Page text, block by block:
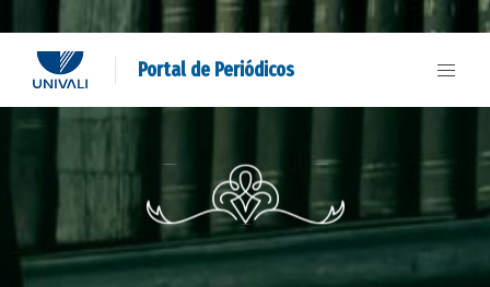
Portal de Periódicos